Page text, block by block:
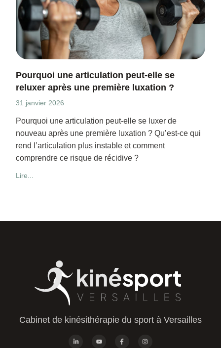
Pourquoi une articulation peut-elle se
reluxer après une première luxation ?
31 janvier 2026
Pourquoi une articulation peut-elle se luxer de
nouveau après une première luxation ? Qu’est-ce qui
rend l’articulation plus instable et comment
comprendre ce risque de récidive ?
Lire...
Cabinet de kinésithérapie du sport à Versailles